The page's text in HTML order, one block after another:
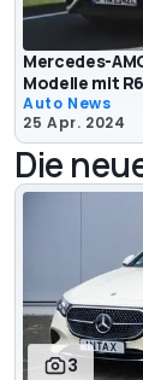
Mercedes-
Modelle mit
Auto News
25 Apr. 2024
Die
3